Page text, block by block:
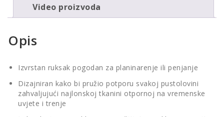
Video proizvoda
Opis
Izvrstan ruksak pogodan za planinarenje ili penjanje
Dizajniran kako bi pružio potporu svakoj pustolovini
zahvaljujući najlonskoj tkanini otpornoj na vremenske
uvjete i trenje